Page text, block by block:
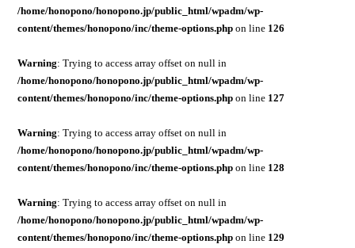
/home/honopono/honopono.jp/public_html/wpadm/wp-
content/themes/honopono/inc/theme-options.phpon line 126
Warning: Trying to access array offset on null in
/home/honopono/honopono.jp/public_html/wpadm/wp-
content/themes/honopono/inc/theme-options.phpon line 127
Warning: Trying to access array offset on null in
/home/honopono/honopono.jp/public_html/wpadm/wp-
content/themes/honopono/inc/theme-options.phpon line 128
Warning: Trying to access array offset on null in
/home/honopono/honopono.jp/public_html/wpadm/wp-
content/themes/honopono/inc/theme-options.phpon line 129